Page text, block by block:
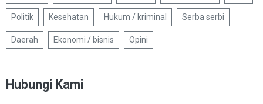
Politik Kesehatan Hukum / kriminal Serba serbi
Daerah Ekonomi / bisnis Opini
Hubungi Kami